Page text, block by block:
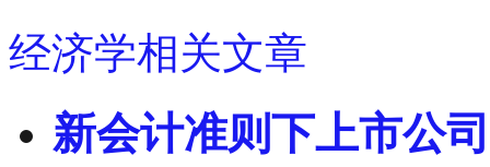
经济学相关文章
新会计准则下上市公